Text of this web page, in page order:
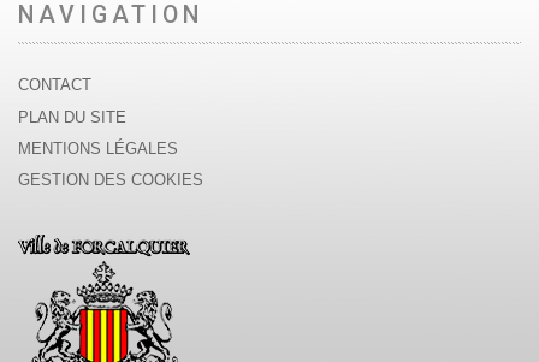
NAVIGATION
CONTACT
PLAN DU SITE
MENTIONS LÉGALES
GESTION DES COOKIES